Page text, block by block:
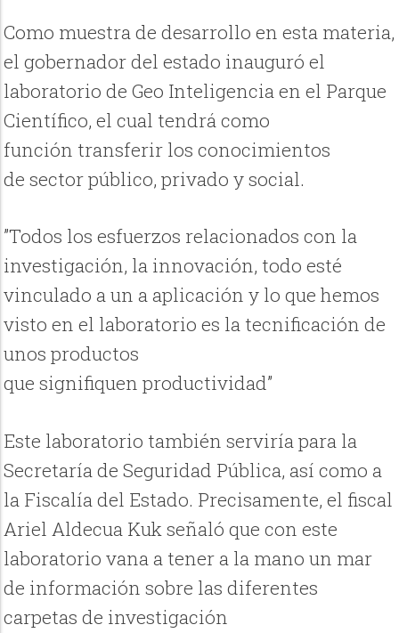
Como muestra de desarrollo en esta materia,
el gobernador del estado inauguró el
laboratorio de Geo Inteligencia en el Parque
Científico, el cual tendrá como
función transferir los conocimientos
de sector público, privado y social.
”Todos los esfuerzos relacionados con la
investigación, la innovación, todo esté
vinculado a un a aplicación y lo que hemos
visto en el laboratorio es la tecnificación de
unos productos
que signifiquen productividad”
Este laboratorio también serviría para la
Secretaría de Seguridad Pública, así como a
la Fiscalía del Estado. Precisamente, el fiscal
Ariel Aldecua Kuk señaló que con este
laboratorio vana a tener a la mano un mar
de información sobre las diferentes
carpetas de investigación